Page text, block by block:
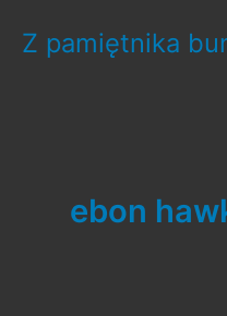
content
Z pamiętnika
ebon